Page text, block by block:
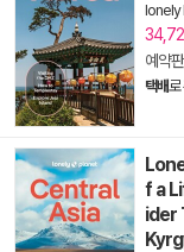
lonely
예약
택배로
f a
ider